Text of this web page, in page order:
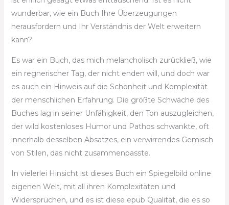
wunderbar, wie ein Buch Ihre Überzeugungen
herausfordern und Ihr Verständnis der Welt erweitern
kann?
Es war ein Buch, das mich melancholisch zurückließ, wie
ein regnerischer Tag, der nicht enden will, und doch war
es auch ein Hinweis auf die Schönheit und Komplexität
der menschlichen Erfahrung. Die größte Schwäche des
Buches lag in seiner Unfähigkeit, den Ton auszugleichen,
der wild kostenloses Humor und Pathos schwankte, oft
innerhalb desselben Absatzes, ein verwirrendes Gemisch
von Stilen, das nicht zusammenpasste.
In vielerlei Hinsicht ist dieses Buch ein Spiegelbild online
eigenen Welt, mit all ihren Komplexitäten und
Widersprüchen, und es ist diese epub Qualität, die es so